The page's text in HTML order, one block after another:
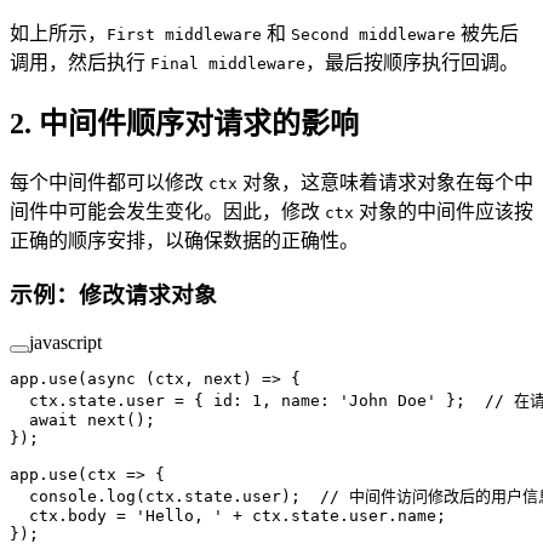
如上所示， First middleware 和 Second middleware 被先后
调用，然后执行 Final middleware ，最后按顺序执行回调。
2. 中间件顺序对请求的影响
每个中间件都可以修改 ctx 对象，这意味着请求对象在每个中
间件中可能会发生变化。因此，修改 ctx 对象的中间件应该按
正确的顺序安排，以确保数据的正确性。
示例：修改请求对象
javascript
app. use ( async ( ctx , next ) => {
  ctx.state.user
= { id: 1 , name: 'John Doe' };
// 在请
  await
next ();
});
app. use ( ctx => {
  console.
log (ctx.state.user);
// 中间件访问修改后的用户信
  ctx.body
= 'Hello, ' + ctx.state.user.name;
});